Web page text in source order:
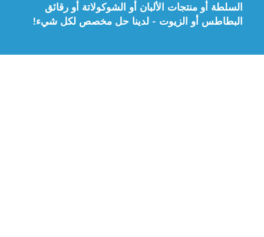
السلطة أو منتجات الألبان أو الشوكولاتة أو رقائق
البطاطس أو الزيوت - لدينا حل مخصص لكل شيء!